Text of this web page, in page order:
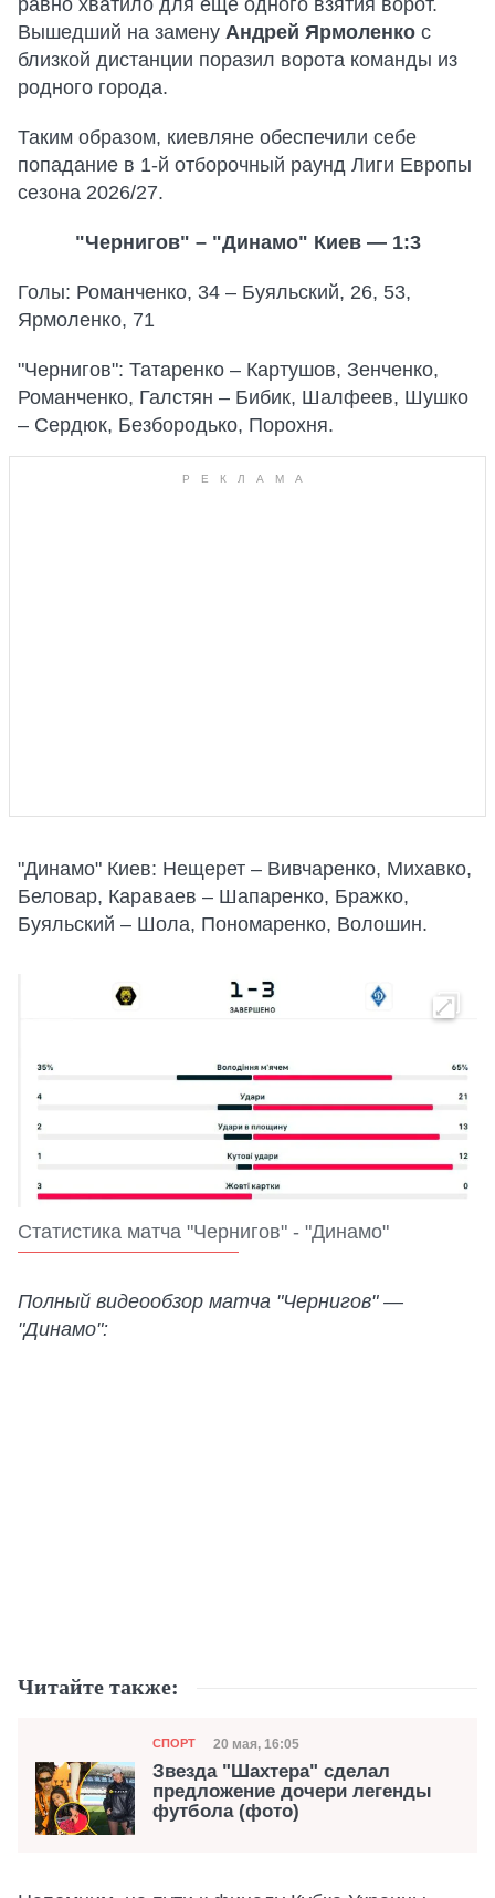
равно хватило для еще одного взятия ворот.
Вышедший на замену Андрей Ярмоленко с
близкой дистанции поразил ворота команды из
родного города.
Таким образом, киевляне обеспечили себе
попадание в 1-й отборочный раунд Лиги Европы
сезона 2026/27.
"Чернигов" – "Динамо" Киев — 1:3
Голы: Романченко, 34 – Буяльский, 26, 53,
Ярмоленко, 71
"Чернигов": Татаренко – Картушов, Зенченко,
Романченко, Галстян – Бибик, Шалфеев, Шушко
– Сердюк, Безбородько, Порохня.
"Динамо" Киев: Нещерет – Вивчаренко, Михавко,
Беловар, Караваев – Шапаренко, Бражко,
Буяльский – Шола, Пономаренко, Волошин.
Статистика матча "Чернигов" - "Динамо"
Полный видеообзор матча "Чернигов" —
"Динамо":
Читайте также:
Категория
СПОРТ Дата публикации
20 мая, 16:05
Звезда "Шахтера" сделал
предложение дочери легенды
футбола (фото)